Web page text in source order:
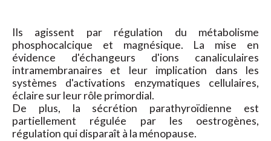
Ils agissent par régulation du métabolisme
phosphocalcique et magnésique. La mise en
évidence d'échangeurs d'ions canaliculaires
intramembranaires et leur implication dans les
systèmes d'activations enzymatiques cellulaires,
éclaire sur leur rôle primordial.
De plus, la sécrétion parathyroïdienne est
partiellement régulée par les oestrogènes,
régulation qui disparaît à la ménopause.